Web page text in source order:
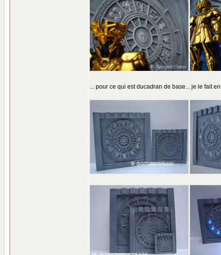
... pour ce qui est ducadran de base... je le fait